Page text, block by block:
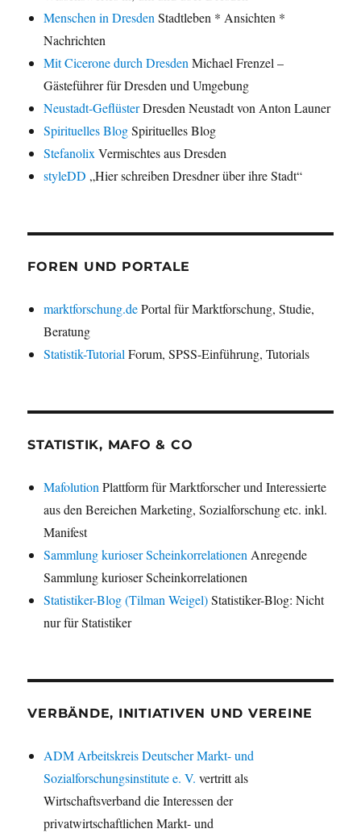
Menschen in Dresden Stadtleben * Ansichten *
Nachrichten
Mit Cicerone durch Dresden Michael Frenzel –
Gästeführer für Dresden und Umgebung
Neustadt-GeflüsterDresden Neustadt von Anton Launer
Spirituelles BlogSpirituelles Blog
Stefanolix Vermischtes aus Dresden
styleDD „Hier schreiben Dresdner über ihre Stadt“
FOREN UND PORTALE
marktforschung.dePortal für Marktforschung, Studie,
Beratung
Statistik-Tutorial Forum, SPSS-Einführung, Tutorials
STATISTIK, MAFO & CO
Mafolution Plattform für Marktforscher und Interessierte
aus den Bereichen Marketing, Sozialforschung etc. inkl.
Manifest
Sammlung kurioser Scheinkorrelationen Anregende
Sammlung kurioser Scheinkorrelationen
Statistiker-Blog (Tilman Weigel)Statistiker-Blog: Nicht
nur für Statistiker
VERBÄNDE, INITIATIVEN UND VEREINE
ADM Arbeitskreis Deutscher Markt- und
Sozialforschungsinstitute e. V. vertritt als
Wirtschaftsverband die Interessen der
privatwirtschaftlichen Markt- und